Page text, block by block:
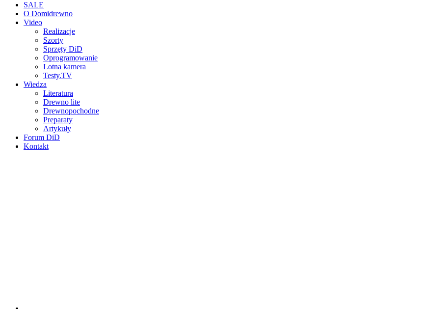
SALE
O Domidrewno
Video
Realizacje
Szorty
Sprzęty DiD
Oprogramowanie
Lotna kamera
Testy.TV
Wiedza
Literatura
Drewno lite
Drewnopochodne
Preparaty
Artykuły
Forum DiD
Kontakt